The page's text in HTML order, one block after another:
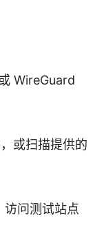
WireGuard
或扫描提供的
访问测试站点